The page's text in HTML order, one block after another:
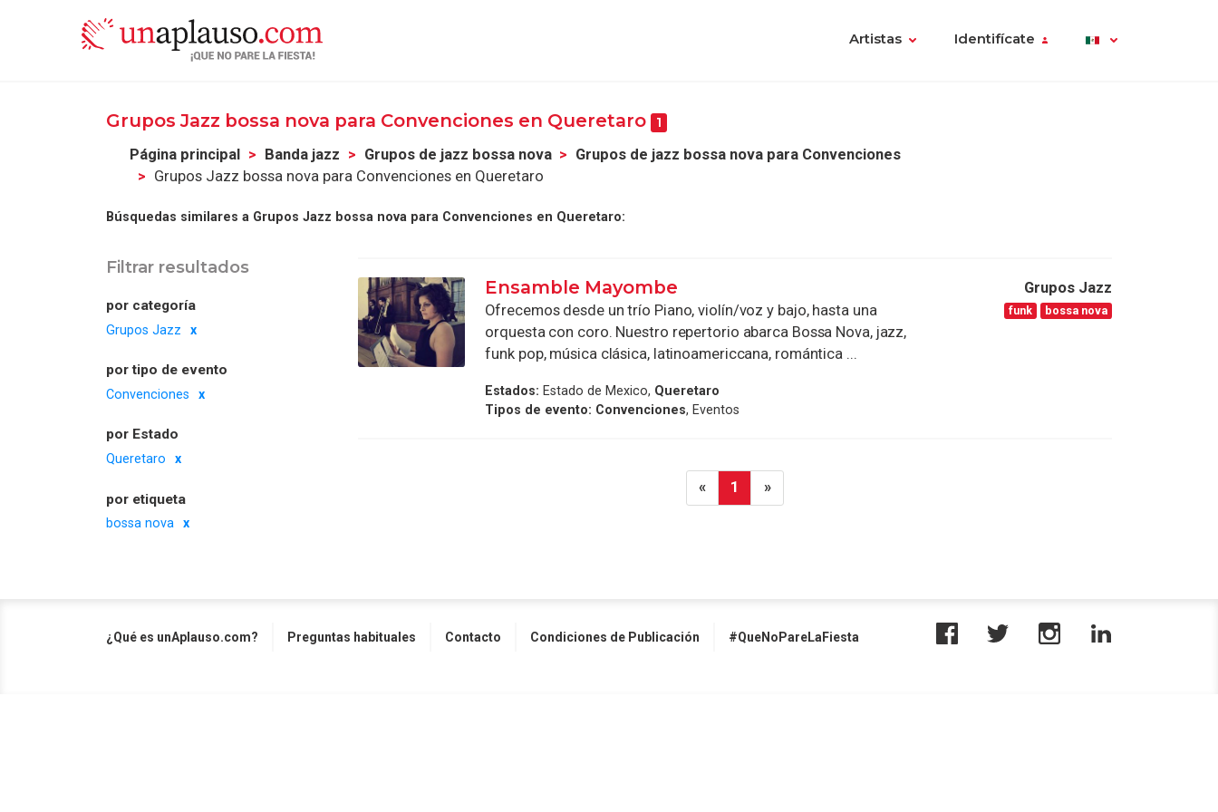
Artistas Identifícate
Grupos Jazz bossa nova para Convenciones en Queretaro 1
Página principal Banda jazz Grupos de jazz bossa nova
Grupos de jazz bossa nova para Convenciones
Grupos Jazz bossa nova para Convenciones en Queretaro
Búsquedas similares a Grupos Jazz bossa nova para Convenciones en Queretaro:
Filtrar resultados
por categoría
Grupos Jazz
por tipo de evento
Convenciones
por Estado
Queretaro
por etiqueta
bossa nova
Ensamble Mayombe
Ofrecemos desde un trío Piano, violín/voz y bajo, hasta una
orquesta con coro. Nuestro repertorio abarca Bossa Nova, jazz,
funk pop, música clásica, latinoamericcana, romántica ...
Estados: Estado de Mexico, Queretaro
Tipos de evento: Convenciones, Eventos
Grupos Jazz
funk bossa nova
« 1 »
¿Qué es unAplauso.com? Preguntas habituales Contacto Condiciones de Publicación #QueNoPareLaFiesta